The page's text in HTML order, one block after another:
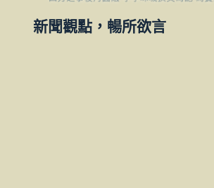
新聞觀點，暢所欲言